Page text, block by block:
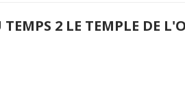
2 LE TEMPLE DE